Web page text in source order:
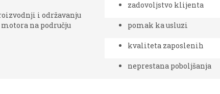
i održavanju
na području
zadovoljstvo klijenta
pomak ka usluzi
kvaliteta zaposlenih
neprestana poboljšanja